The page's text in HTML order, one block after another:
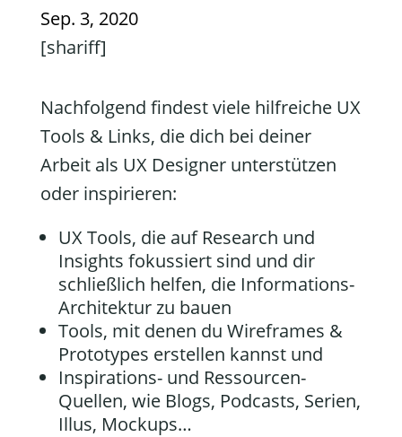
Sep. 3, 2020
[shariff]
Nachfolgend findest viele hilfreiche UX
Tools & Links, die dich bei deiner
Arbeit als UX Designer unterstützen
oder inspirieren:
UX Tools, die auf Research und
Insights fokussiert sind und dir
schließlich helfen, die Informations-
Architektur zu bauen
Tools, mit denen du Wireframes &
Prototypes erstellen kannst und
Inspirations- und Ressourcen-
Quellen, wie Blogs, Podcasts, Serien,
Illus, Mockups…